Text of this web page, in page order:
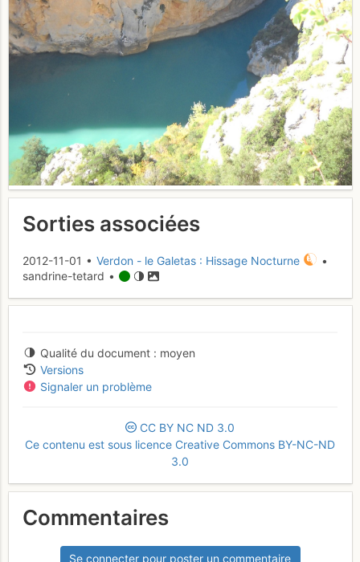
Sorties associées
2012-11-01 • Verdon - le Galetas : Hissage Nocturne
•
sandrine-tetard •
Qualité du document
moyen
Versions
Signaler un problème
CC BY NC ND 3.0
Ce contenu est sous licence Creative Commons BY-NC-ND
3.0
Commentaires
Se connecter pour poster un commentaire